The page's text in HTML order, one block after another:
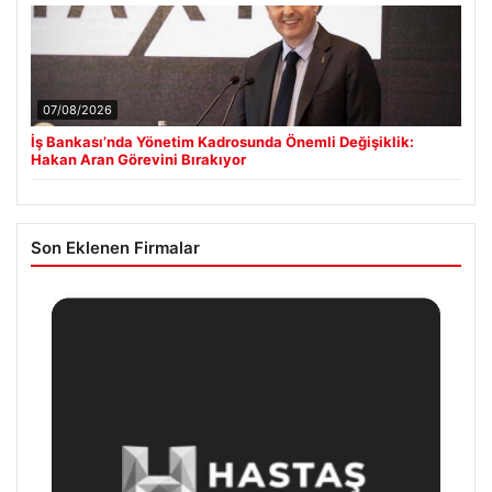
07/08/2026
İş Bankası’nda Yönetim Kadrosunda Önemli Değişiklik:
Hakan Aran Görevini Bırakıyor
Son Eklenen Firmalar